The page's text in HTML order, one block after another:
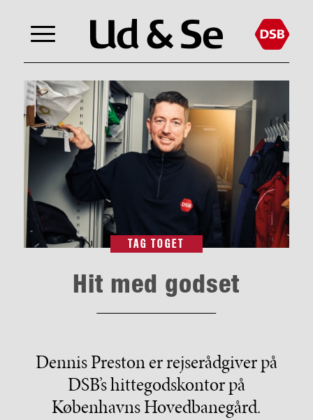
TAG TOGET
Hit med godset
Dennis Preston er rejserådgiver på
DSB’s hittegodskontor på
Københavns Hovedbanegård.